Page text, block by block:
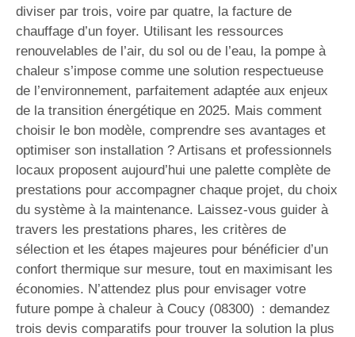
diviser par trois, voire par quatre, la facture de
chauffage d’un foyer. Utilisant les ressources
renouvelables de l’air, du sol ou de l’eau, la pompe à
chaleur s’impose comme une solution respectueuse
de l’environnement, parfaitement adaptée aux enjeux
de la transition énergétique en 2025. Mais comment
choisir le bon modèle, comprendre ses avantages et
optimiser son installation ? Artisans et professionnels
locaux proposent aujourd’hui une palette complète de
prestations pour accompagner chaque projet, du choix
du système à la maintenance. Laissez-vous guider à
travers les prestations phares, les critères de
sélection et les étapes majeures pour bénéficier d’un
confort thermique sur mesure, tout en maximisant les
économies. N’attendez plus pour envisager votre
future pompe à chaleur à Coucy (08300) : demandez
trois devis comparatifs pour trouver la solution la plus